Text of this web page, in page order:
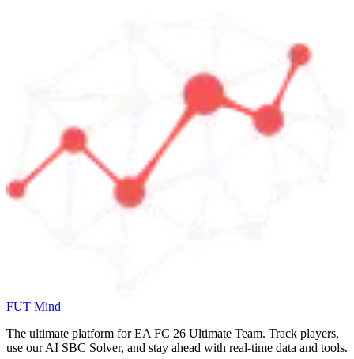
FUT Mind
The ultimate platform for EA FC 26 Ultimate Team. Track players,
use our AI SBC Solver, and stay ahead with real-time data and tools.